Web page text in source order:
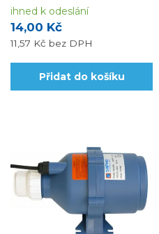
14,00 Kč
11,57 Kč bez DPH
ihned k odeslání
Přidat do košíku